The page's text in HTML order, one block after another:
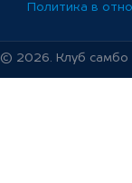
Политика в
© 2026. Клуб самбо